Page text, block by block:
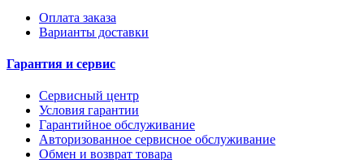
Оплата заказа
Варианты доставки
Гарантия и сервис
Сервисный центр
Условия гарантии
Гарантийное обслуживание
Авторизованное сервисное обслуживание
Обмен и возврат товара